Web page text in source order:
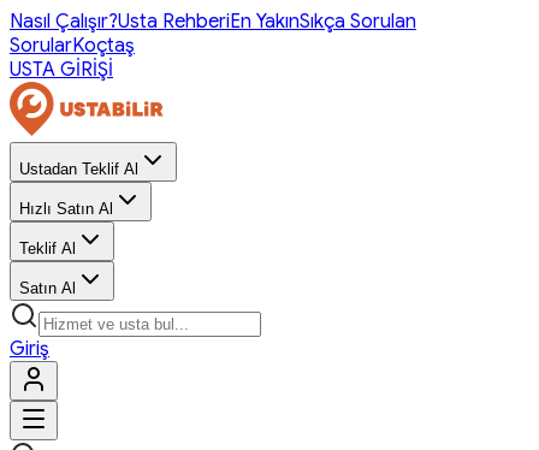
Nasıl Çalışır?Usta RehberiEn YakınSıkça Sorulan
SorularKoçtaş
USTA GİRİŞİ
Ustadan Teklif Al
Hızlı Satın Al
Teklif Al
Satın Al
Giriş